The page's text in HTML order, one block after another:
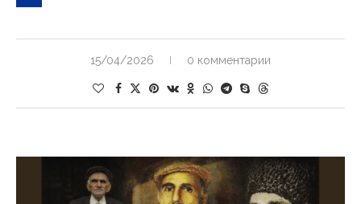
15/04/2026 0 комментарии